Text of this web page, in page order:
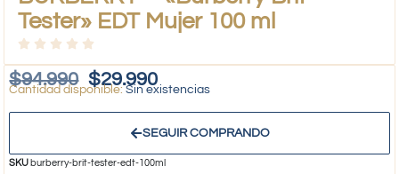
Tester» EDT Mujer 100 ml
$94.990 $29.990
Sin existencias
SEGUIR COMPRANDO
SKU burberry-brit-tester-edt-100ml